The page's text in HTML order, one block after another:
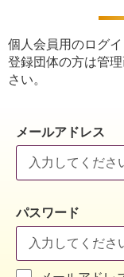
個人会員用のログイ
登録団体の方は管
さい。
メールアドレス
パスワード